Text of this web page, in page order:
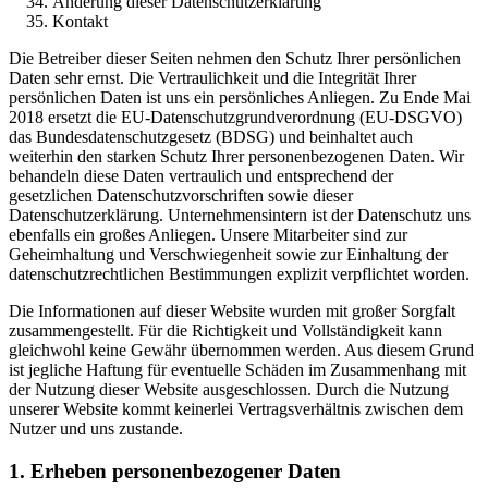
Kontakt
Die Betreiber dieser Seiten nehmen den Schutz Ihrer persönlichen
Daten sehr ernst. Die Vertraulichkeit und die Integrität Ihrer
persönlichen Daten ist uns ein persönliches Anliegen. Zu Ende Mai
2018 ersetzt die EU-Datenschutzgrundverordnung (EU-DSGVO)
das Bundesdatenschutzgesetz (BDSG) und beinhaltet auch
weiterhin den starken Schutz Ihrer personenbezogenen Daten. Wir
behandeln diese Daten vertraulich und entsprechend der
gesetzlichen Datenschutzvorschriften sowie dieser
Datenschutzerklärung. Unternehmensintern ist der Datenschutz uns
ebenfalls ein großes Anliegen. Unsere Mitarbeiter sind zur
Geheimhaltung und Verschwiegenheit sowie zur Einhaltung der
datenschutzrechtlichen Bestimmungen explizit verpflichtet worden.
Die Informationen auf dieser Website wurden mit großer Sorgfalt
zusammengestellt. Für die Richtigkeit und Vollständigkeit kann
gleichwohl keine Gewähr übernommen werden. Aus diesem Grund
ist jegliche Haftung für eventuelle Schäden im Zusammenhang mit
der Nutzung dieser Website ausgeschlossen. Durch die Nutzung
unserer Website kommt keinerlei Vertragsverhältnis zwischen dem
Nutzer und uns zustande.
1. Erheben personenbezogener Daten